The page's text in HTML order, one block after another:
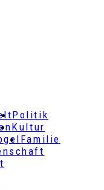
Politik
Kultur
Familie